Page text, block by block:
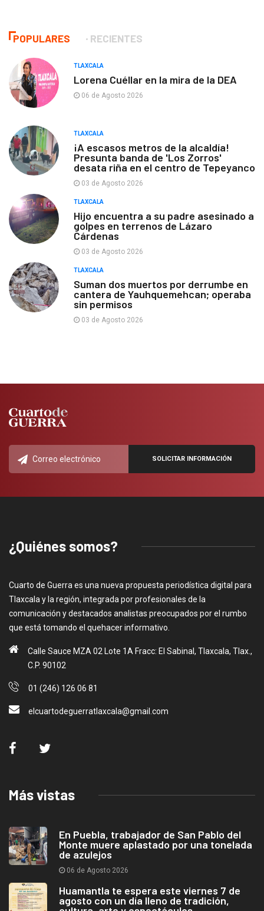
POPULARES RECIENTES
TLAXCALA
Lorena Cuéllar en la mira de la DEA
06 de Agosto 2026
TLAXCALA
¡A escasos metros de la alcaldía!
Presunta banda de 'Los Zorros'
desata riña en el centro de Tepeyanco
03 de Agosto 2026
TLAXCALA
Hijo encuentra a su padre asesinado a
golpes en terrenos de Lázaro
Cárdenas
03 de Agosto 2026
TLAXCALA
Suman dos muertos por derrumbe en
cantera de Yauhquemehcan; operaba
sin permisos
03 de Agosto 2026
¿Quiénes somos?
Cuarto de Guerra es una nueva propuesta periodística digital para
Tlaxcala y la región, integrada por profesionales de la
comunicación y destacados analistas preocupados por el rumbo
que está tomando el quehacer informativo.
Calle Sauce MZA 02 Lote 1A Fracc: El Sabinal, Tlaxcala, Tlax.,
C.P. 90102
01 (246) 126 06 81
elcuartodeguerratlaxcala@gmail.com
Más vistas
En Puebla, trabajador de San Pablo del
Monte muere aplastado por una tonelada
de azulejos
06 de Agosto 2026
Huamantla te espera este viernes 7 de
agosto con un día lleno de tradición,